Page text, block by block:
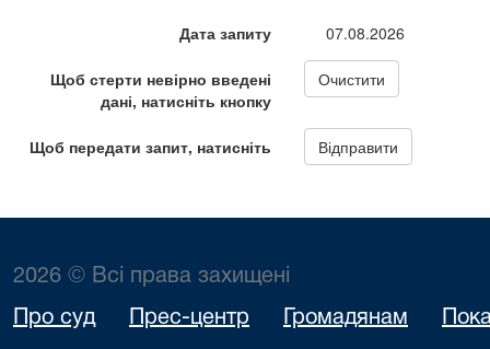
2026 © Всі права захищені
Про суд Прес-центр Громадянам